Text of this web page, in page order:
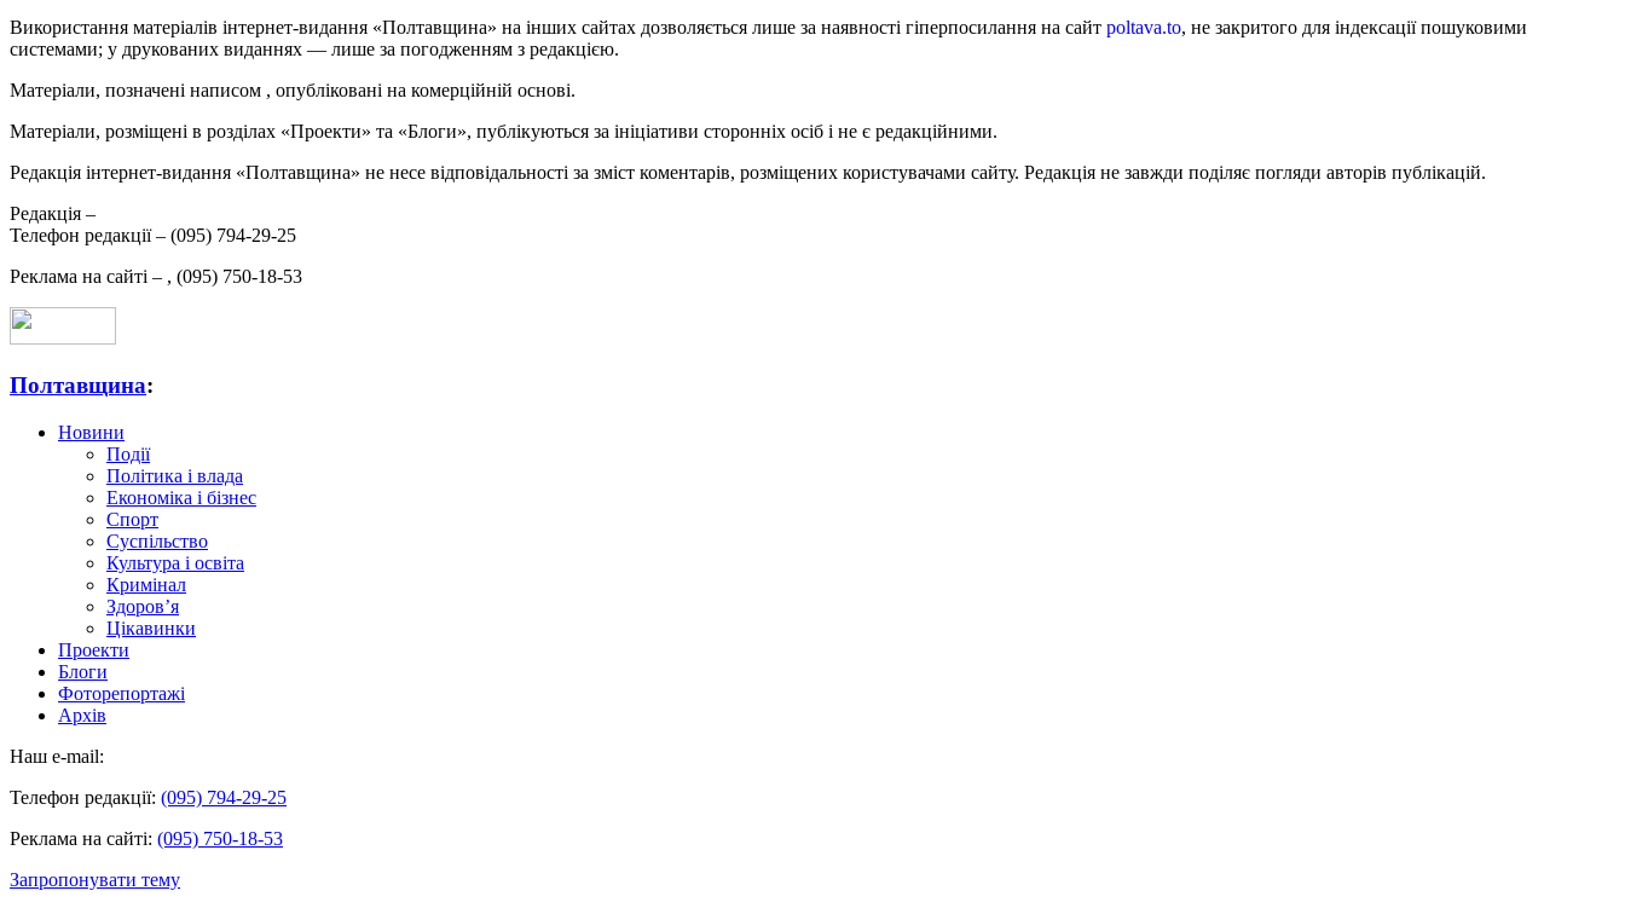
Використання матеріалів інтернет-видання «Полтавщина» на інших сайтах дозволяється лише за наявності гіперпосилання на сайт poltava.to, не закритого для індексації пошуковими
системами; у друкованих виданнях — лише за погодженням з редакцією.
Матеріали, позначені написом , опубліковані на комерційній основі.
Матеріали, розміщені в розділах «Проекти» та «Блоги», публікуються за ініціативи сторонніх осіб і не є редакційними.
Редакція інтернет-видання «Полтавщина» не несе відповідальності за зміст коментарів, розміщених користувачами сайту. Редакція не завжди поділяє погляди авторів публікацій.
Редакція –
Телефон редакції – (095) 794-29-25
Реклама на сайті – , (095) 750-18-53
Полтавщина:
Новини
Події
Політика і влада
Економіка і бізнес
Спорт
Суспільство
Культура і освіта
Кримінал
Здоров’я
Цікавинки
Проекти
Блоги
Фоторепортажі
Архів
Наш e-mail:
Телефон редакції: (095) 794-29-25
Реклама на сайті: (095) 750-18-53
Запропонувати тему